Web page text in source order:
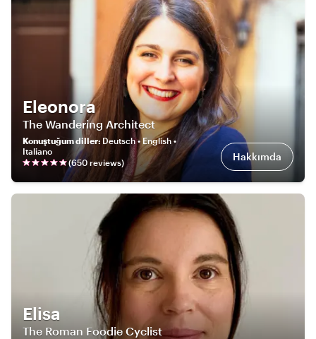
Eleonora
The Wandering Architect
Konuştuğum diller: Deutsch • English •
Italiano
(650 reviews) Hakkımda
Elisa
The Roman Foodie Cyclist